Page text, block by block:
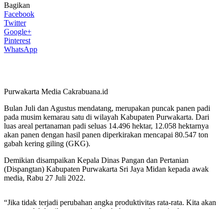
Bagikan
Facebook
Twitter
Google+
Pinterest
WhatsApp
Purwakarta Media Cakrabuana.id
Bulan Juli dan Agustus mendatang, merupakan puncak panen padi
pada musim kemarau satu di wilayah Kabupaten Purwakarta. Dari
luas areal pertanaman padi seluas 14.496 hektar, 12.058 hektarnya
akan panen dengan hasil panen diperkirakan mencapai 80.547 ton
gabah kering giling (GKG).
Demikian disampaikan Kepala Dinas Pangan dan Pertanian
(Dispangtan) Kabupaten Purwakarta Sri Jaya Midan kepada awak
media, Rabu 27 Juli 2022.
“Jika tidak terjadi perubahan angka produktivitas rata-rata. Kita akan